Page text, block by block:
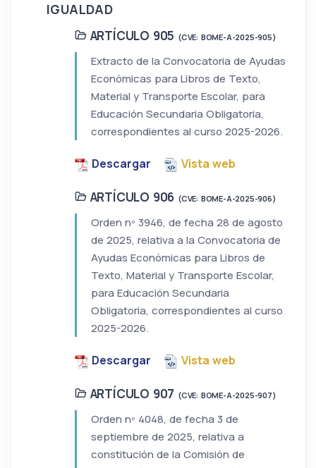
IGUALDAD
ARTÍCULO 905 (CVE: BOME-A-2025-905)
Extracto de la Convocatoria de Ayudas
Económicas para Libros de Texto,
Material y Transporte Escolar, para
Educación Secundaria Obligatoria,
correspondientes al curso 2025-2026.
Descargar Vista web
ARTÍCULO 906 (CVE: BOME-A-2025-906)
Orden nº 3946, de fecha 28 de agosto
de 2025, relativa a la Convocatoria de
Ayudas Económicas para Libros de
Texto, Material y Transporte Escolar,
para Educación Secundaria
Obligatoria, correspondientes al curso
2025-2026.
Descargar Vista web
ARTÍCULO 907 (CVE: BOME-A-2025-907)
Orden nº 4048, de fecha 3 de
septiembre de 2025, relativa a
constitución de la Comisión de